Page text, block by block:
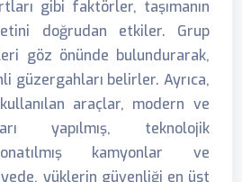
gibi faktörler, taşımanın
doğrudan etkiler. Grup
göz önünde bulundurarak,
güzergahları belirler. Ayrıca,
araçlar, modern ve
yapılmış, teknolojik
kamyonlar ve
yüklerin güvenliği en üst